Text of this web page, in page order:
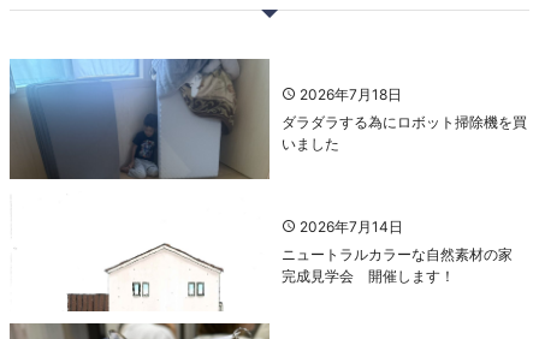
2026年7月18日
ダラダラする為にロボット掃除機を買
いました
2026年7月14日
ニュートラルカラーな自然素材の家
完成見学会 開催します！